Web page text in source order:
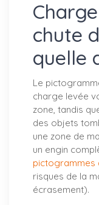
chute
quelle
Le
charge levée
zone, tandis
des objets
une zone de
un engin
pictogrammes
risques de la
écrasement).